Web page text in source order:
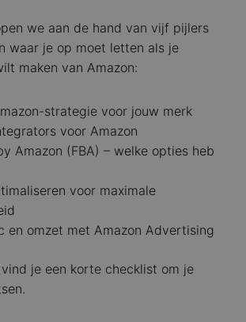
we aan de hand van vijf pijlers
waar je op moet letten als je
maken van Amazon:
strategie voor jouw merk
voor Amazon
Amazon (FBA) – welke opties heb
voor maximale
en omzet met Amazon Advertising
je een korte checklist om je